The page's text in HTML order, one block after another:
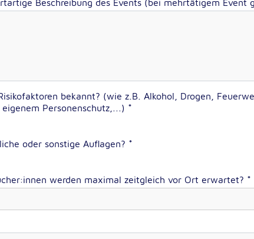
Beschreibung des Events (bei mehrtätigem Event
bekannt? (wie z.B. Alkohol, Drogen,
Personenschutz,...) *
oder sonstige Auflagen? *
werden maximal zeitgleich vor Ort erwartet? *
1 Jahr
uns zu verstehen, wie unsere Besucher
_ga, _gid, _gac_gb_
Erhebung von Statistiken zur Website-